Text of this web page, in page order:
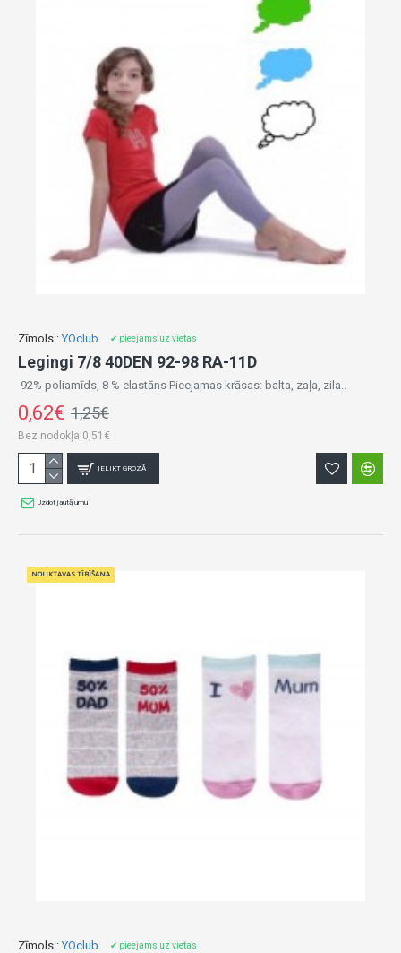
Zīmols:: YOclub ✔ pieejams uz vietas
Legingi 7/8 40DEN 92-98 RA-11D
92% poliamīds, 8 % elastāns Pieejamas krāsas: balta, zaļa, zila..
0,62€ 1,25€
Bez nodokļa:0,51€
IELIKT GROZĀ
Uzdot jautājumu
NOLIKTAVAS TĪRĪŠANA
Zīmols:: YOclub ✔ pieejams uz vietas